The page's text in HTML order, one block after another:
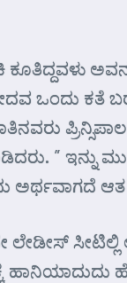
ಒಂದು ಕತೆ
” ಇನ್ನು
ಅರ್ಥವಾಗದೆ
ಲೇಡೀಸ್ ಸೀಟಿಲ್ಲಿ